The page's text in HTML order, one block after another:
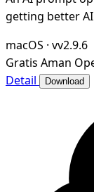
getting better
macOS · vv2.9.6
Gratis Aman
Detail
Download